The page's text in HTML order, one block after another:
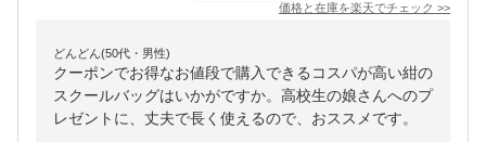
価格と在庫を楽天でチェック >>
どんどん(50代・男性)
クーポンでお得なお値段で購入できるコスパが高い紺の
スクールバッグはいかがですか。高校生の娘さんへのプ
レゼントに、丈夫で長く使えるので、おススメです。